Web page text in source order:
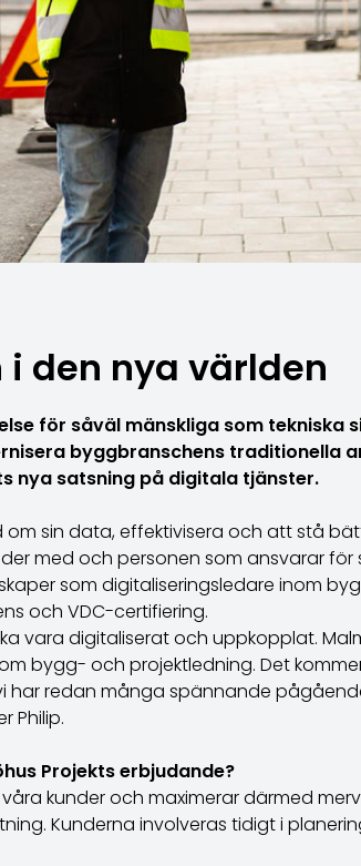
i den nya världen
för såväl mänskliga som tekniska
byggbranschens traditionella
nya satsning på digitala tjänster.
sin data, effektivisera och att stå
med och personen som ansvarar för
som digitaliseringsledare inom
och VDC-certifiering.
vara digitaliserat och uppkopplat.
bygg- och projektledning. Det
har redan många spännande
Philip.
Projekts erbjudande?
kunder och maximerar därmed
Kunderna involveras tidigt i